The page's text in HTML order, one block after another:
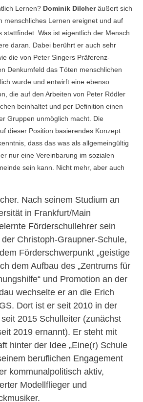
Lernen? Dominik Dilcheräußert sich
menschliches Lernen ereignet und auf
stattfindet. Was ist eigentlich der Mensch
daran. Dabei berührt er auch sehr
die von Peter Singers Präferenz-
Denkumfeld das Töten menschlichen
wurde und entwirft eine ebenso
die auf den Arbeiten von Peter Rödler
beinhaltet und per Definition einen
Gruppen unmöglich macht. Die
dieser Position basierendes Konzept
dass das was als allgemeingültig
nur eine Vereinbarung im sozialen
sein kann. Nicht mehr, aber auch
Nach seinem Studium an
in Frankfurt/Main
Förderschullehrer sein
Christoph-Graupner-Schule,
Förderschwerpunkt „geistige
dem Aufbau des „Zentrums für
und Promotion an der
wechselte er an die Erich
Dort ist er seit 2010 in der
2015 Schulleiter (zunächst
2019 ernannt). Er steht mit
hinter der Idee „Eine(r) Schule
beruflichen Engagement
kommunalpolitisch aktiv,
Modellflieger und